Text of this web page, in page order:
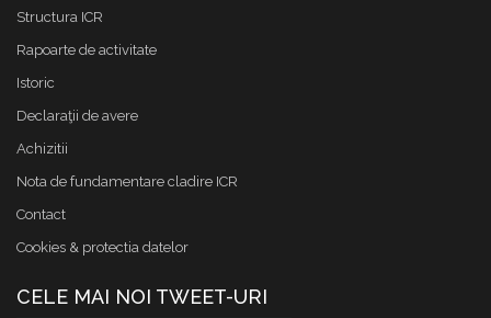
Structura ICR
Rapoarte de activitate
Istoric
Declaraţii de avere
Achizitii
Nota de fundamentare cladire ICR
Contact
Cookies & protectia datelor
CELE MAI NOI TWEET-URI